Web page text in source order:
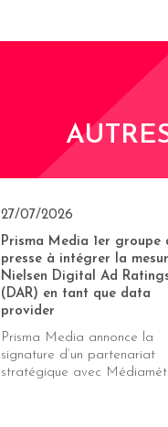
27/07/2026
Prisma Media 1er groupe
presse à intégrer la
Nielsen Digital Ad
(DAR) en tant que data
provider
Prisma Media annonce la
signature d’un partenariat
stratégique avec